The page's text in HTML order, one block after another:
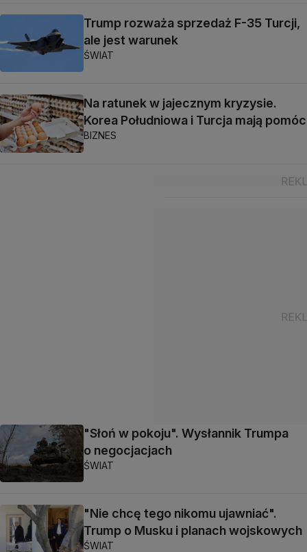
Trump rozważa sprzedaż F-35 Turcji,
ale jest warunek
ŚWIAT
Na ratunek w jajecznym kryzysie.
Korea Południowa i Turcja mają pomóc
BIZNES
"Słoń w pokoju". Wysłannik Trumpa
o negocjacjach
ŚWIAT
"Nie chcę tego nikomu ujawniać".
Trump o Musku i planach wojskowych
ŚWIAT